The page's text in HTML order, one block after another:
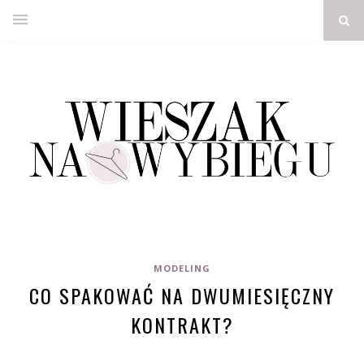
MODELING
CO SPAKOWAĆ NA DWUMIESIĘCZNY
KONTRAKT?